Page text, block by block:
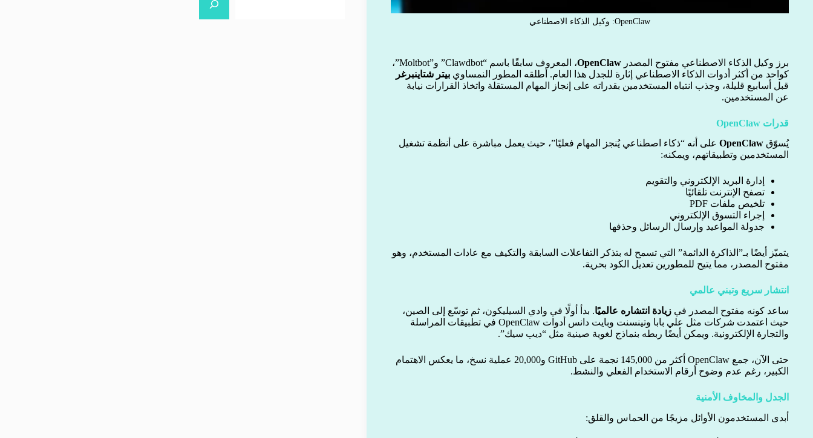
OpenClaw: وكيل الذكاء الاصطناعي
برز وكيل الذكاء الاصطناعي مفتوح المصدر OpenClaw
، المعروف سابقًا باسم “Clawdbot” و”Moltbot”،
كواحد من أكثر أدوات الذكاء الاصطناعي إثارة للجدل هذا العام. أطلقه المطور النمساوي بيتر شتاينبرغر
قبل أسابيع قليلة، وجذب انتباه المستخدمين بقدراته على إنجاز المهام المستقلة واتخاذ القرارات نيابة
عن المستخدمين.
قدرات OpenClaw
يُسوّق OpenClaw على أنه “ذكاء اصطناعي يُنجز المهام فعليًا”، حيث يعمل مباشرة على أنظمة تشغيل
المستخدمين وتطبيقاتهم، ويمكنه:
إدارة البريد الإلكتروني والتقويم
تصفح الإنترنت تلقائيًا
تلخيص ملفات PDF
إجراء التسوق الإلكتروني
جدولة المواعيد وإرسال الرسائل وحذفها
يتميّز أيضًا بـ”الذاكرة الدائمة” التي تسمح له بتذكر التفاعلات السابقة والتكيف مع عادات المستخدم، وهو
مفتوح المصدر، مما يتيح للمطورين تعديل الكود بحرية.
انتشار سريع وتبني عالمي
ساعد كونه مفتوح المصدر في زيادة انتشاره عالميًا. بدأ أولًا في وادي السيليكون، ثم توسّع إلى الصين،
حيث اعتمدت شركات مثل علي بابا وتينسنت وبايت دانس أدوات OpenClaw في تطبيقات المراسلة
والتجارة الإلكترونية. ويمكن أيضًا ربطه بنماذج لغوية صينية مثل “ديب سيك”.
حتى الآن، جمع OpenClaw أكثر من 145,000 نجمة على GitHub و20,000 عملية نسخ، ما يعكس الاهتمام
الكبير، رغم عدم وضوح أرقام الاستخدام الفعلي والنشط.
الجدل والمخاوف الأمنية
أبدى المستخدمون الأوائل مزيجًا من الحماس والقلق: